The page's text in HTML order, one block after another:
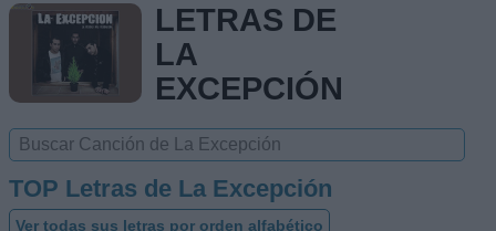
LETRAS DE
LA
EXCEPCIÓN
TOP Letras de La Excepción
Ver todas sus letras por orden alfabético